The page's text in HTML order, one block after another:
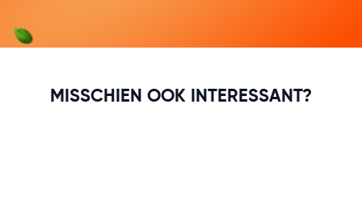
MISSCHIEN OOK INTERESSANT?